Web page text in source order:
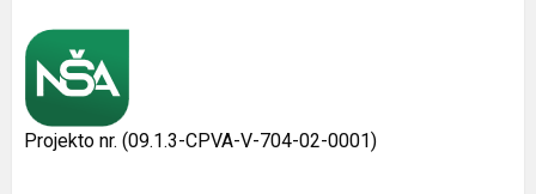
Projekto nr. (09.1.3-CPVA-V-704-02-0001)